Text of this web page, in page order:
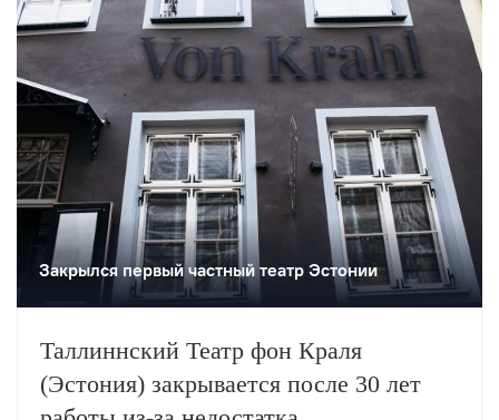
Закрылся первый частный театр Эстонии
Таллиннский Театр фон Краля
(Эстония) закрывается после 30 лет